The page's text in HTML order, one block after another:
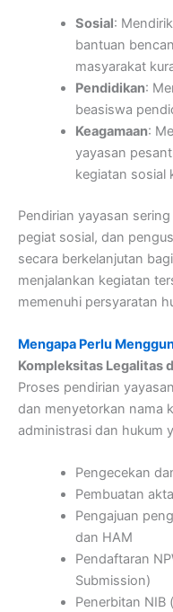
Sosial:
bantuan
masyarakat
Pendidikan:
beasiswa
Keagamaan:
yayasan
kegiatan sosial
Pendirian yayasan
pegiat sosial, dan
secara berkelanjutan
menjalankan kegiatan
memenuhi persyaratan
Mengapa Perlu
Kompleksitas Legalitas
Proses pendirian
dan menyetorkan nama
administrasi dan hukum
Pengecekan
Pembuatan
Pengajuan
dan HAM
Pendaftaran
Submission)
Penerbitan NIB